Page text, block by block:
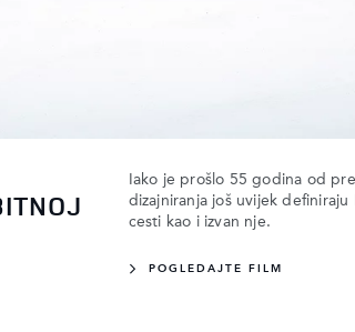
Iako je prošlo 55 godina od
dizajniranja još uvijek
cesti kao i izvan nje.
POGLEDAJTE FILM